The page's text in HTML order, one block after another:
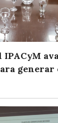
IPACyM
generar